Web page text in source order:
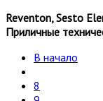
Reventon, Sesto
Приличные
В начало
8